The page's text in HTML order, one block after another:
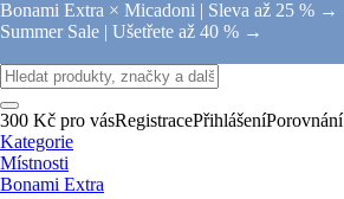
Bonami Extra × Micadoni | Sleva až 25 % →
Summer Sale | Ušetřete až 40 % →
300 Kč pro vásRegistracePřihlášeníPorovnání
Kategorie
Místnosti
Bonami Extra